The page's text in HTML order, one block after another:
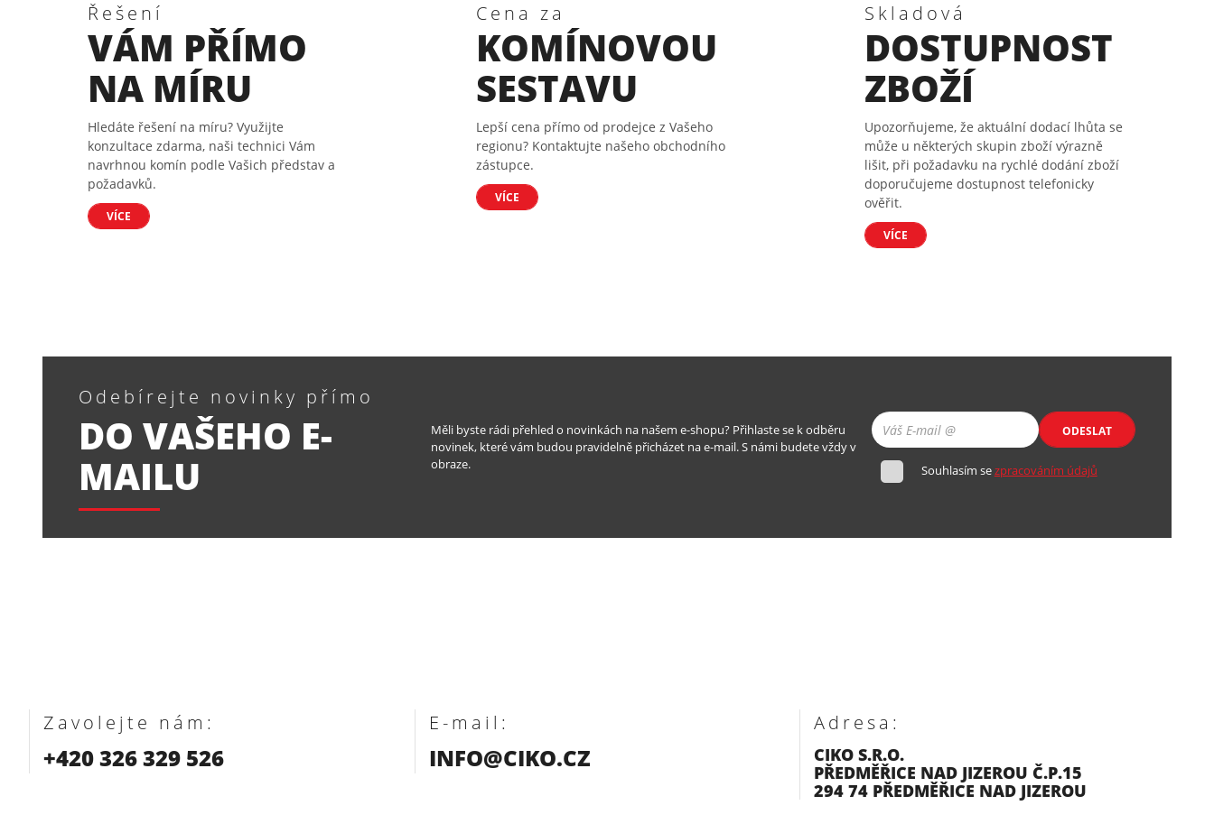
Řešení
VÁM PŘÍMO
NA MÍRU
Hledáte řešení na míru? Využijte
konzultace zdarma, naši technici Vám
navrhnou komín podle Vašich představ a
požadavků.
VÍCE
Cena za
KOMÍNOVOU
SESTAVU
Lepší cena přímo od prodejce z Vašeho
regionu? Kontaktujte našeho obchodního
zástupce.
VÍCE
Skladová
DOSTUPNOST
ZBOŽÍ
Upozorňujeme, že aktuální dodací lhůta se
může u některých skupin zboží výrazně
lišit, při požadavku na rychlé dodání zboží
doporučujeme dostupnost telefonicky
ověřit.
VÍCE
Odebírejte novinky přímo
DO VAŠEHO E-
MAILU
Měli byste rádi přehled o novinkách na našem e-shopu? Přihlaste se k odběru
novinek, které vám budou pravidelně přicházet na e-mail. S námi budete vždy v
obraze.
ODESLAT
Souhlasím sezpracováním údajů
Zavolejte nám:
+420 326 329 526
E-mail:
INFO@CIKO.CZ
Adresa:
CIKO S.R.O.
PŘEDMĚŘICE NAD JIZEROU Č.P.15
294 74 PŘEDMĚŘICE NAD JIZEROU